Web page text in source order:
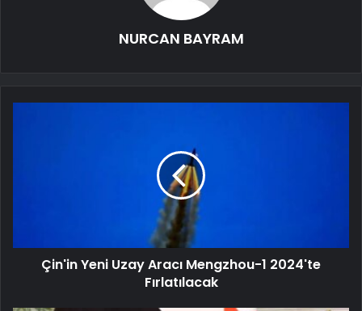
NURCAN BAYRAM
Çin'in Yeni Uzay Aracı Mengzhou-1 2024'te
Fırlatılacak